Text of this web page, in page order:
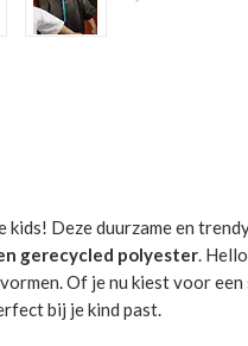
kids! Deze duurzame en
gerecycled polyester.
Of je nu kiest voor
bij je kind past.